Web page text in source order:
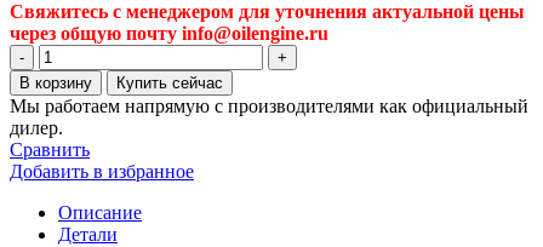
Свяжитесь с менеджером для уточнения актуальной цены
через общую почту info@oilengine.ru
Количество
товара
Масло
для
двигателя
Fuchs
titan
cargo
10w-
В корзину Купить сейчас
Мы работаем напрямую с производителями как официальный
дилер.
Сравнить
Добавить в избранное
Описание
Детали